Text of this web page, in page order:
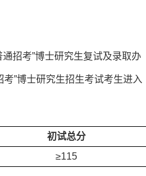
招考”博士研究生复试及录取办
”博士研究生招生考试考生进入
初试总分
≥115